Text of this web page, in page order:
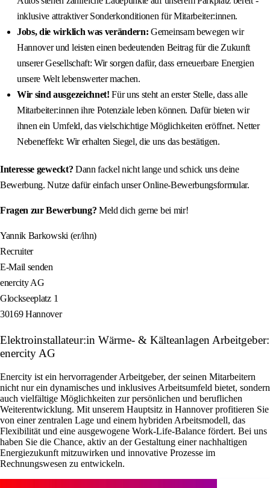
inklusive attraktiver Sonderkonditionen für Mitarbeiter:innen.
Jobs, die wirklich was verändern: Gemeinsam bewegen wir
Hannover und leisten einen bedeutenden Beitrag für die Zukunft
unserer Gesellschaft: Wir sorgen dafür, dass erneuerbare Energien
unsere Welt lebenswerter machen.
Wir sind ausgezeichnet! Für uns steht an erster Stelle, dass alle
Mitarbeiter:innen ihre Potenziale leben können. Dafür bieten wir
ihnen ein Umfeld, das vielschichtige Möglichkeiten eröffnet. Netter
Nebeneffekt: Wir erhalten Siegel, die uns das bestätigen.
Interesse geweckt? Dann fackel nicht lange und schick uns deine
Bewerbung. Nutze dafür einfach unser Online-Bewerbungsformular.
Fragen zur Bewerbung? Meld dich gerne bei mir!
Yannik Barkowski (er/ihn)
Recruiter
E-Mail senden
enercity AG
Glockseeplatz 1
30169 Hannover
Elektroinstallateur:in Wärme- & Kälteanlagen Arbeitgeber:
enercity AG
Enercity ist ein hervorragender Arbeitgeber, der seinen Mitarbeitern
nicht nur ein dynamisches und inklusives Arbeitsumfeld bietet, sondern
auch vielfältige Möglichkeiten zur persönlichen und beruflichen
Weiterentwicklung. Mit unserem Hauptsitz in Hannover profitieren Sie
von einer zentralen Lage und einem hybriden Arbeitsmodell, das
Flexibilität und eine ausgewogene Work-Life-Balance fördert. Bei uns
haben Sie die Chance, aktiv an der Gestaltung einer nachhaltigen
Energiezukunft mitzuwirken und innovative Prozesse im
Rechnungswesen zu entwickeln.